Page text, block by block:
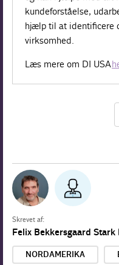
kundeforståelse,
hjælp til at identificere
virksomhed.
Læs mere om DI USA
Skrevet af:
Felix Bekkersgaard Stark
NORDAMERIKA